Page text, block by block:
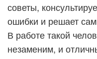
советы,
ошибки и решает
В работе такой
незаменим, и